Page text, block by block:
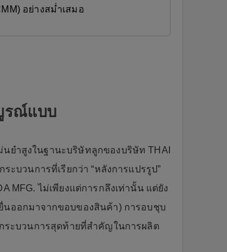
อย่างสม่ำเสมอ
รณ์แบบ
ยำสูงในฐานะบริษัทลูกของบริษัท THAI
ระบวนการที่เรียกว่า “หลังการแปรรูป”
MFG. ไม่เพียงแต่การกลึงเท่านั้น แต่ยัง
ออกมาจากขอบของสินค้า) การอบชุบ
ระบวนการสุดท้ายที่สำคัญในการผลิต